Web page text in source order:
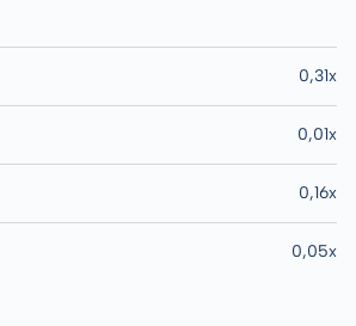
0,31x
0,01x
0,16x
0,05x